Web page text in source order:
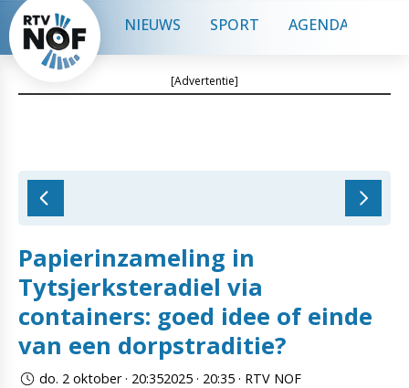
NIEUWS SPORT AGENDA
[Advertentie]
Papierinzameling in
Tytsjerksteradiel via
containers: goed idee of einde
van een dorpstraditie?
do. 2 oktober · 20:352025 · 20:35 · RTV NOF